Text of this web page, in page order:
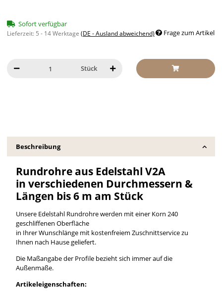
Sofort verfügbar
Lieferzeit: 5 - 14 Werktage (DE - Ausland abweichend) Frage zum Artikel
Stück
Beschreibung
Rundrohre aus Edelstahl V2A
in verschiedenen Durchmessern &
Längen bis 6 m am Stück
Unsere Edelstahl Rundrohre werden mit einer Korn 240
geschliffenen Oberfläche
in Ihrer Wunschlänge mit kostenfreiem Zuschnittservice zu
Ihnen nach Hause geliefert.
Die Maßangabe der Profile bezieht sich immer auf die
Außenmaße.
Artikeleigenschaften: